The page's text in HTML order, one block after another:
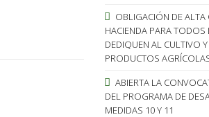
OBLIGACIÓN DE ALTA
HACIENDA PARA
DEDIQUEN AL CULTIVO
PRODUCTOS
ABIERTA LA
DEL PROGRAMA DE
MEDIDAS 10 Y 11